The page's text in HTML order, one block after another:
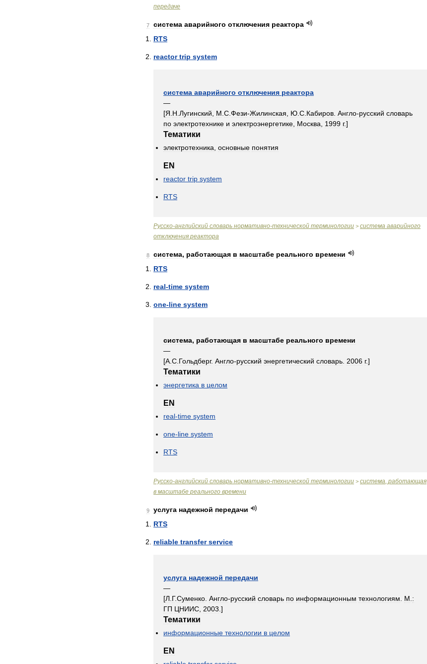
передаче
7 система аварийного отключения реактора
RTS
reactor trip system
система аварийного отключения реактора
—
[Я Н Лугинский М С Фези-Жилинская Ю С Кабиров Англо-русский словарь
по электротехнике и электроэнергетике Москва 1999 г.]
Тематики
электротехника основные понятия
EN
reactor trip system
RTS
Русско-английский словарь нормативно-технической терминологии > система аварийного
отключения реактора
8 система, работающая в масштабе реального времени
RTS
real-time system
one-line system
система, работающая в масштабе реального времени
—
[А С Гольдберг. Англо-русский энергетический словарь 2006 г.]
Тематики
энергетика в целом
EN
real-time system
one-line system
RTS
Русско-английский словарь нормативно-технической терминологии > система, работающая
в масштабе реального времени
9 услуга надежной передачи
RTS
reliable transfer service
услуга надежной передачи
—
[Л Г.Суменко Англо-русский словарь по информационным технологиям М :
ГП ЦНИИС 2003 .]
Тематики
информационные технологии в целом
EN